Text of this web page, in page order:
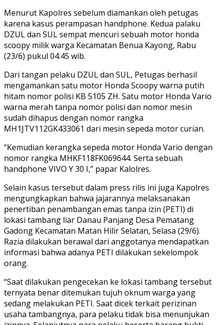
Menurut Kapolres sebelum diamankan oleh petugas
karena kasus perampasan handphone. Kedua palaku
DZUL dan SUL sempat mencuri sebuah motor honda
scoopy milik warga Kecamatan Benua Kayong, Rabu
(23/6) pukul 04.45 wib.
Dari tangan pelaku DZUL dan SUL, Petugas berhasil
mengamankan satu motor Honda Scoopy warna putih
hitam nomor polisi KB 5105 ZH. Satu motor Honda Vario
warna merah tanpa nomor polisi dan nomor mesin
sudah dihapus dengan nomor rangka
MH1JTV112GK433061 dari mesin sepeda motor curian.
“Kemudian kerangka sepeda motor Honda Vario dengan
nomor rangka MHKF118FK069644. Serta sebuah
handphone VIVO Y 30 I,” papar Kalolres.
Selain kasus tersebut dalam press rilis ini juga Kapolres
mengungkapkan bahwa jajarannya melaksanakan
penertiban penambangan emas tanpa izin (PETI) di
lokasi tambang liar Danau Panjang Desa Pematang
Gadong Kecamatan Matan Hilir Selatan, Selasa (29/6).
Razia dilakukan berawal dari anggotanya mendapatkan
informasi bahwa adanya PETI dilakukan sekelompok
orang.
“Saat dilakukan pengecekan ke lokasi tambang tersebut
ternyata benar ditemukan tujuh oknum warga yang
sedang melakukan PETI. Saat dicek terkait perizinan
usaha tambangnya, para pelaku tidak bisa menunjukan